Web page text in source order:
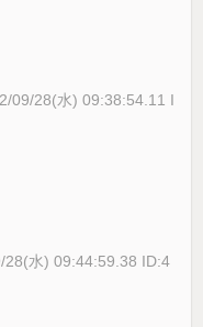
09/28(水) 09:38:54.11 I
28(水) 09:44:59.38 ID:4